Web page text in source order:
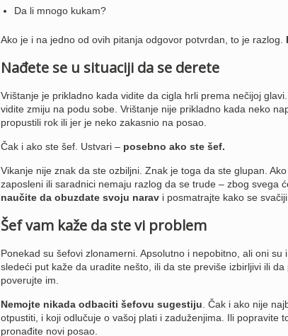
Da li mnogo kukam?
Ako je i na jedno od ovih pitanja odgovor potvrdan, to je razlog.
Nađete se u situaciji da se derete
Vrištanje je prikladno kada vidite da cigla hrli prema nečijoj
vidite zmiju na podu sobe. Vrištanje nije prikladno kada neko
propustili rok ili jer je neko zakasnio na posao.
Čak i ako ste šef. Ustvari – posebno ako ste šef.
Vikanje nije znak da ste ozbiljni. Znak je toga da ste glupan.
zaposleni ili saradnici nemaju razlog da se trude – zbog svega
naučite da obuzdate svoju naravi posmatrajte kako se svačiji
Šef vam kaže da ste vi problem
Ponekad su šefovi zlonamerni. Apsolutno i nepobitno, ali oni
sledeći put kaže da uradite nešto, ili da ste previše izbirljivi ili da
poverujte im.
Nemojte nikada odbaciti šefovu sugestiju . Čak i ako nije
otpustiti, i koji odlučuje o vašoj plati i zaduženjima. Ili popravite
pronađite novi posao.